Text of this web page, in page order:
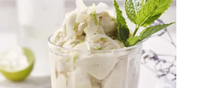
ARTIKEL